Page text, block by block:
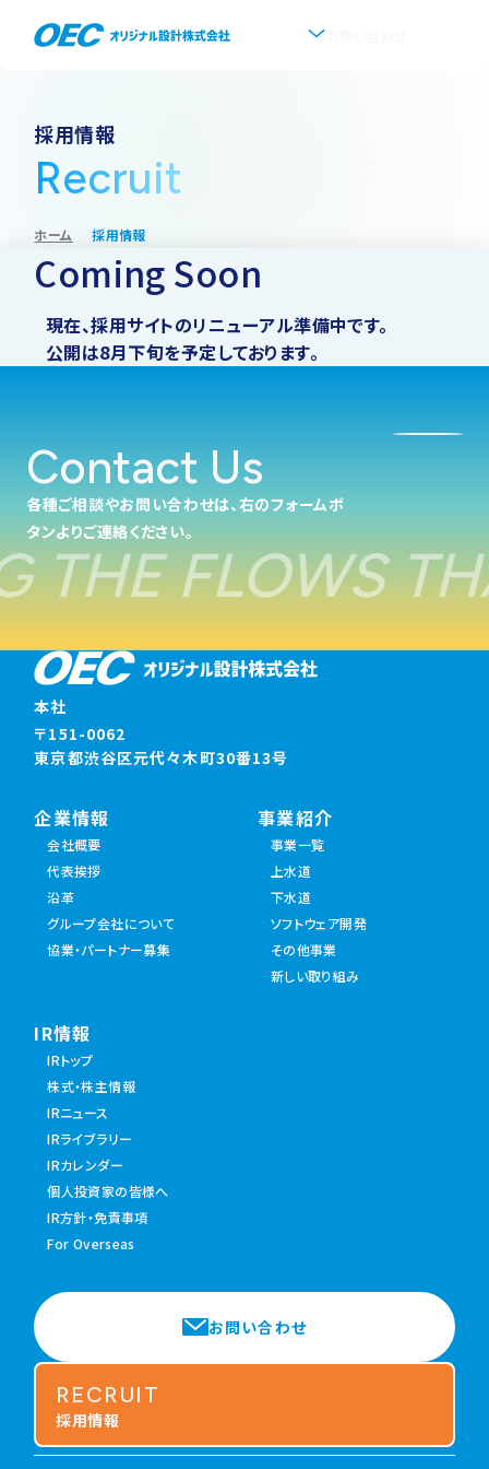
企業情報
会社概要
代表挨拶
沿革
グループ会社について
協業・パートナー募集
採用情報
事業紹介
事業一覧
上水道
ソフトウェア開発
その他事業
新しい取り組み
IR情報
IRライブラリー
IRカレンダー
個人投資家の皆様へ
IR方針・免責事項
採用情報
協業・パートナー募集
公式 広報
採用情報
Recruit
ホーム 採用情報
Coming Soon
現在、採用サイトのリニューアル準備中です。
公開は8月下旬を予定しております。
Contact Us
各種ご相談やお問い合わせは、右のフォームボ
タンよりご連絡ください。
THE FLOWS
本社
〒151-0062
東京都渋谷区元代々木町30番13号
企業情報
会社概要
代表挨拶
沿革
グループ会社について
協業・パートナー募集
事業紹介
事業一覧
上水道
下水道
ソフトウェア開発
その他事業
新しい取り組み
IR情報
IRトップ
株式・株主情報
IRニュース
IRライブラリー
IRカレンダー
個人投資家の皆様へ
IR方針・免責事項
For Overseas
お問い合わせ
RECRUIT
採用情報